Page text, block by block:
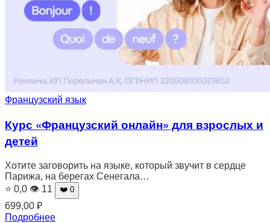
Французский язык
Курс «Французский онлайн» для взрослых и
детей
Хотите заговорить на языке, который звучит в сердце
Парижа, на берегах Сенегала…
⭐ 0,0 👁 11 ❤️ 0
699,00 ₽
Подробнее